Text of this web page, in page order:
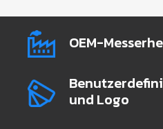
OEM-
und Logo